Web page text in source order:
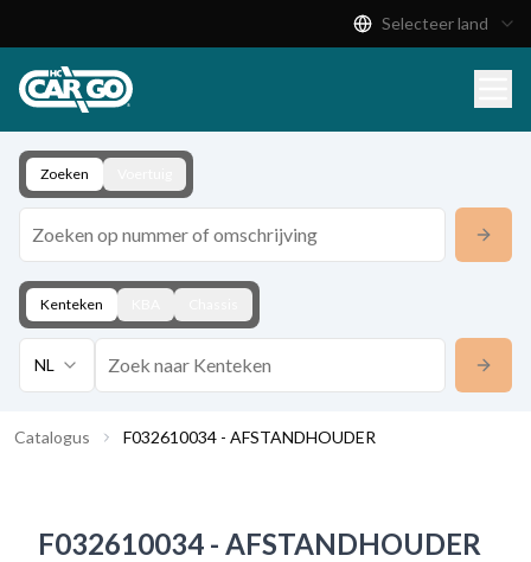
Download
Contact
Selecteer land
Zoeken
Kenteken
NL
Catalogus F032610034 - AFSTANDHOUDER
F032610034 - AFSTANDHOUDER